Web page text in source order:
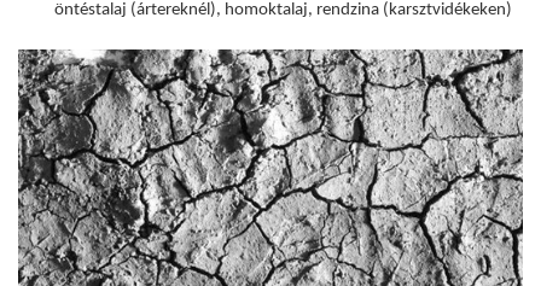
öntéstalaj (ártereknél), homoktalaj, rendzina (karsztvidékeken)